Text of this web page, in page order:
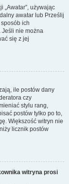
„Awatar”, używając
awatar lub Prześlij
ich
Jeśli nie można
się z jej
ile postów dany
czy
stylu rang,
postów tylko po to,
Większość witryn nie
licznik postów
witryna prosi